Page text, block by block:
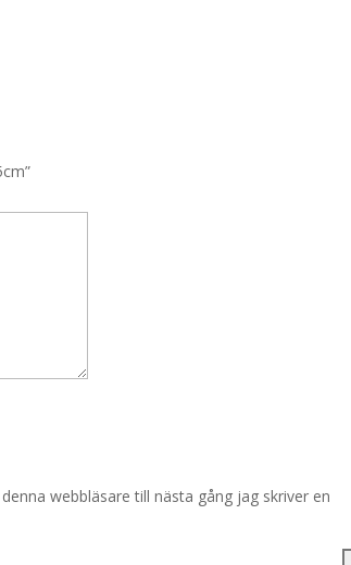
webbläsare till nästa gång jag skriver en